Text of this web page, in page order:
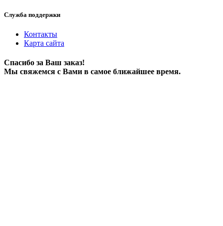
Служба поддержки
Контакты
Карта сайта
Спасибо за Ваш заказ!
Мы свяжемся с Вами в самое ближайшее время.